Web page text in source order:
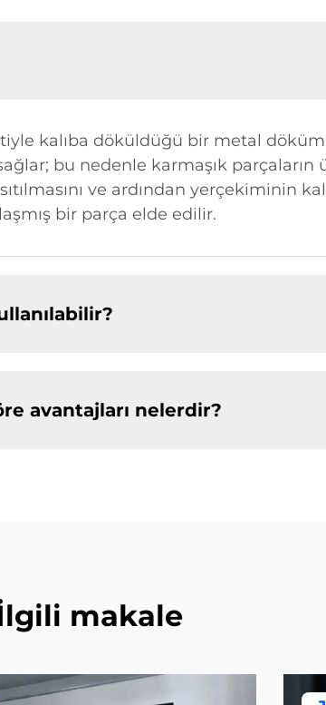
kalıba döküldüğü bir metal
bu nedenle karmaşık
ve ardından yerçekiminin
bir parça elde edilir.
avantajları nelerdir?
makale